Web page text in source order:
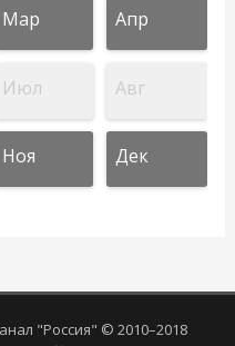
Мар Апр
Июл Авг
Ноя Дек
"Россия" © 2010–2018